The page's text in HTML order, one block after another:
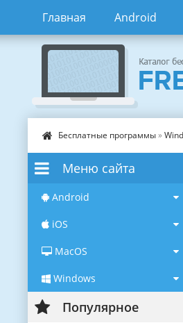
Главная Android
Бесплатные программы»
Меню сайта
Android
iOS
MacOS
Windows
Популярное